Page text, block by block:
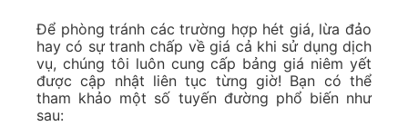
Để phòng tránh các trường hợp hét giá, lừa đảo
hay có sự tranh chấp về giá cả khi sử dụng dịch
vụ, chúng tôi luôn cung cấp bảng giá niêm yết
được cập nhật liên tục từng giờ! Bạn có thể
tham khảo một số tuyến đường phổ biến như
sau: